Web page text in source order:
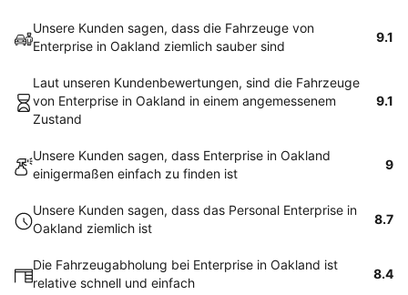
Unsere Kunden sagen, dass die Fahrzeuge von
Enterprise in Oakland ziemlich sauber sind
9.1
Laut unseren Kundenbewertungen, sind die Fahrzeuge
von Enterprise in Oakland in einem angemessenem
Zustand
9.1
Unsere Kunden sagen, dass Enterprise in Oakland
einigermaßen einfach zu finden ist
9
Unsere Kunden sagen, dass das Personal Enterprise in
Oakland ziemlich ist
8.7
Die Fahrzeugabholung bei Enterprise in Oakland ist
relative schnell und einfach
8.4